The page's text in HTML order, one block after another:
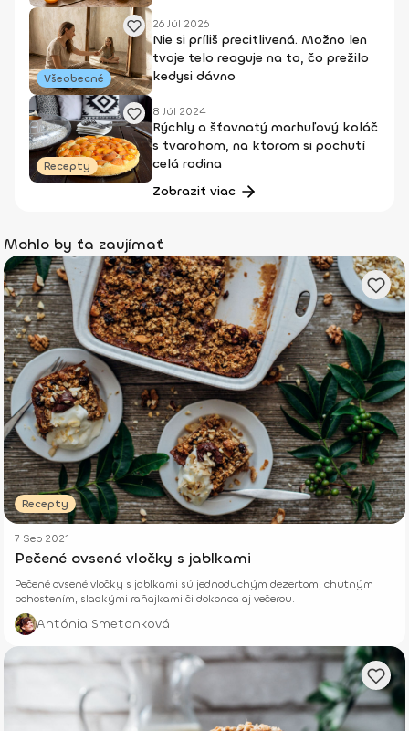
Všeobecné
26 Júl 2026
Nie si príliš precitlivená. Možno len
tvoje telo reaguje na to, čo prežilo
kedysi dávno
Recepty
8 Júl 2024
Rýchly a šťavnatý marhuľový koláč
s tvarohom, na ktorom si pochutí
celá rodina
Zobraziť viac
Mohlo by ťa zaujímať
Recepty
7 Sep 2021
Pečené ovsené vločky s jablkami
Pečené ovsené vločky s jablkami sú jednoduchým dezertom, chutným
pohostením, sladkými raňajkami či dokonca aj večerou.
Antónia Smetanková